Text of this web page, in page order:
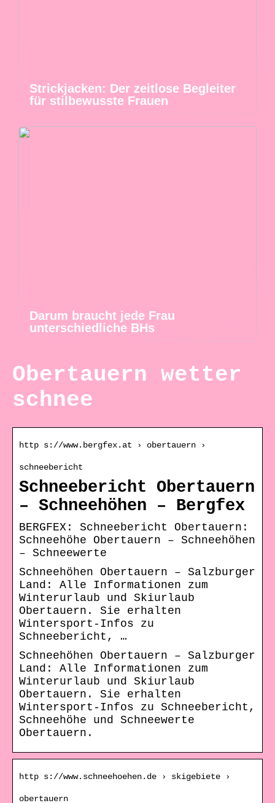
Strickjacken: Der zeitlose Begleiter
für stilbewusste Frauen
Darum braucht jede Frau
unterschiedliche BHs
Obertauern wetter
schnee
http s://www.bergfex.at › obertauern ›
schneebericht
Schneebericht Obertauern
– Schneehöhen – Bergfex
BERGFEX: Schneebericht Obertauern:
Schneehöhe Obertauern – Schneehöhen
– Schneewerte
Schneehöhen Obertauern – Salzburger
Land: Alle Informationen zum
Winterurlaub und Skiurlaub
Obertauern. Sie erhalten
Wintersport-Infos zu
Schneebericht, …
Schneehöhen Obertauern – Salzburger
Land: Alle Informationen zum
Winterurlaub und Skiurlaub
Obertauern. Sie erhalten
Wintersport-Infos zu Schneebericht,
Schneehöhe und Schneewerte
Obertauern.
http s://www.schneehoehen.de › skigebiete ›
obertauern